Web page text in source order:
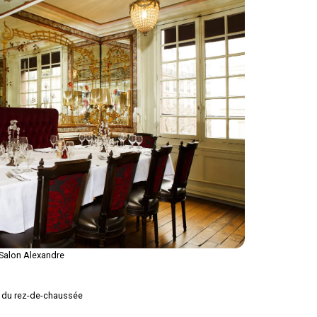
Alexandre
du rez-de-chaussée